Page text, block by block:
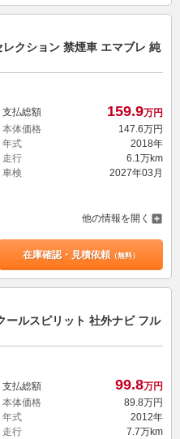
クション 禁煙車 エマブレ 純
支払総額 159.9万円
本体価格
147. 6万円
年式
2018年
走行
6.1万km
車検
2027年03月
他の情報を開く
在庫確認・見積依頼（無料）
ールスピリット 社外ナビ フル
支払総額 99.8万円
本体価格
89.8万円
年式
2012年
走行
7.7万km